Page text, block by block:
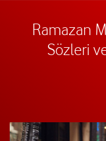
Ramazan
Sözleri